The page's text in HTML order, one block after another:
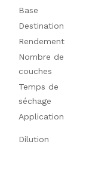
Base
Destination
Rendement
Nombre de
couches
Temps de
séchage
Application
Dilution